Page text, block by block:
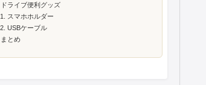
ドライブ便利グッズ
スマホホルダー
USBケーブル
まとめ